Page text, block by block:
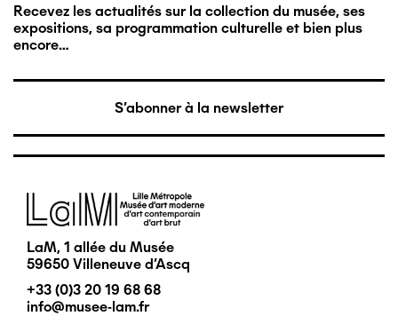
Recevez les actualités sur la collection du musée, ses
expositions, sa programmation culturelle et bien plus
encore…
S'abonner à la newsletter
Image
LaM, 1 allée du Musée
59650 Villeneuve d'Ascq
+33 (0)3 20 19 68 68
info@musee-lam.fr